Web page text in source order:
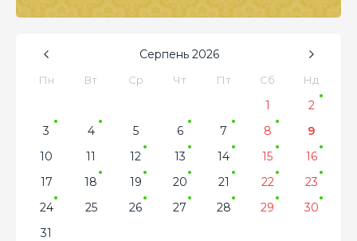
Серпень 2026
Пн Вт Ср Чт Пт Сб Нд
1
2
3
4 5 6 7 8
9
10
11 12 13 14 15
16
17
18 19 20 21 22
23
24
25 26 27 28 29
30
31